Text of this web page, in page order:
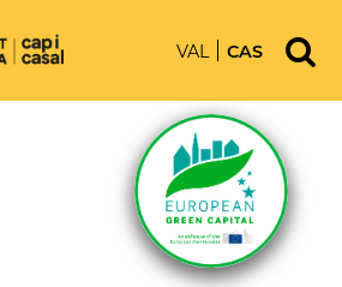
VAL CAS